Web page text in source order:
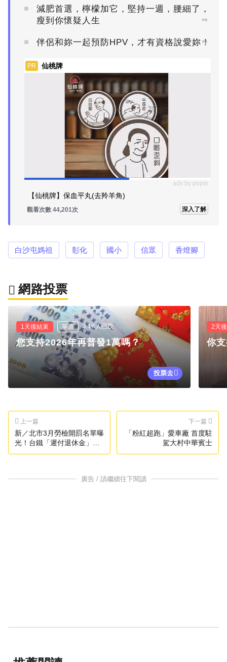
減肥首選，檸檬加它，堅持一週，腰細了，
瘦到你懷疑人生
PR
伴侶和妳一起預防HPV，才有資格說愛妳！
PR
PR 仙桃牌
ads by popIn
【仙桃牌】保血平丸(去羚羊角)
觀看次數 44,201次 深入了解
白沙屯媽祖 彰化 國小 信眾 香燈腳
網路投票
1天後結束 單選 3.1K人已投
您支持2026年再普發1萬嗎？
投票去
2天
你
上一篇
新／北市3月勞檢開罰名單曝
光！台鐵「遲付退休金」挨
罰30萬居冠
下一篇
「粉紅超跑」愛車廠 首度駐
駕大村中華賓士
廣告 / 請繼續往下閱讀